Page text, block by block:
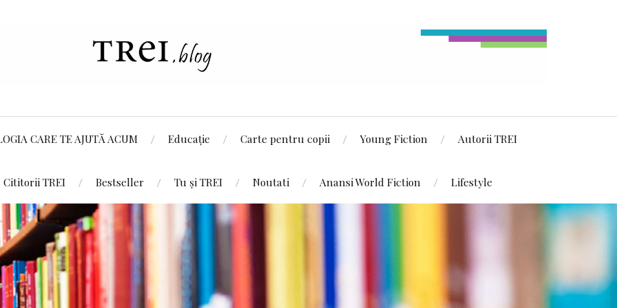
CARE TE AJUTĂ ACUM Educație Carte pentru copii Young Fiction Autorii TREI
Cititorii TREI Bestseller Tu și TREI Noutati Anansi World Fiction Lifestyle